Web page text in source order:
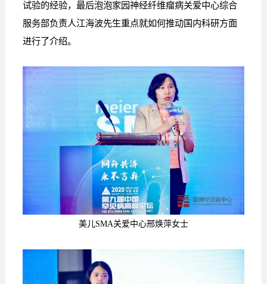
试验的经验，最后泡泡家园神经纤维瘤病关爱中心综合
服务部负责人江海波先生重点就如何推动国内科研方面
进行了介绍。
美儿SMA关爱中心邢焕萍女士